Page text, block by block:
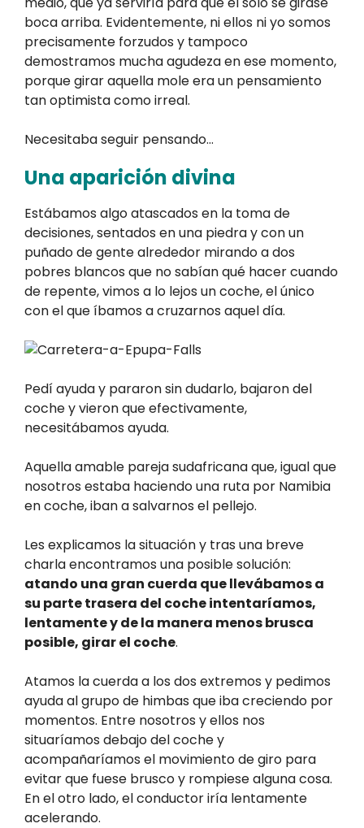
boca arriba. Evidentemente, ni ellos ni yo somos
precisamente forzudos y tampoco
demostramos mucha agudeza en ese momento,
porque girar aquella mole era un pensamiento
tan optimista como irreal.
Necesitaba seguir pensando…
Una aparición divina
Estábamos algo atascados en la toma de
decisiones, sentados en una piedra y con un
puñado de gente alrededor mirando a dos
pobres blancos que no sabían qué hacer cuando
de repente, vimos a lo lejos un coche, el único
con el que íbamos a cruzarnos aquel día.
Pedí ayuda y pararon sin dudarlo, bajaron del
coche y vieron que efectivamente,
necesitábamos ayuda.
Aquella amable pareja sudafricana que, igual que
nosotros estaba haciendo una ruta por Namibia
en coche, iban a salvarnos el pellejo.
Les explicamos la situación y tras una breve
charla encontramos una posible solución:
atando una gran cuerda que llevábamos a
su parte trasera del coche intentaríamos,
lentamente y de la manera menos brusca
posible, girar el coche.
Atamos la cuerda a los dos extremos y pedimos
ayuda al grupo de himbas que iba creciendo por
momentos. Entre nosotros y ellos nos
situaríamos debajo del coche y
acompañaríamos el movimiento de giro para
evitar que fuese brusco y rompiese alguna cosa.
En el otro lado, el conductor iría lentamente
acelerando.